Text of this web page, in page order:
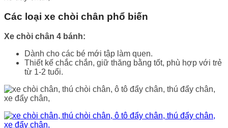
Các loại xe chòi chân phổ biến
Xe chòi chân 4 bánh:
Dành cho các bé mới tập làm quen.
Thiết kế chắc chắn, giữ thăng bằng tốt, phù hợp với trẻ
từ 1-2 tuổi.